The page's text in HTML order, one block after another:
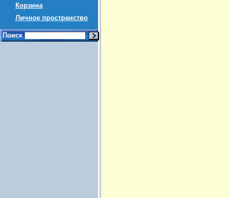
Корзина
Личное пространство
Поиск